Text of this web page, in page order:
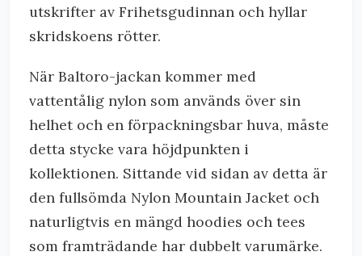
utskrifter av Frihetsgudinnan och hyllar
skridskoens rötter.
När Baltoro-jackan kommer med
vattentålig nylon som används över sin
helhet och en förpackningsbar huva, måste
detta stycke vara höjdpunkten i
kollektionen. Sittande vid sidan av detta är
den fullsömda Nylon Mountain Jacket och
naturligtvis en mängd hoodies och tees
som framträdande har dubbelt varumärke.